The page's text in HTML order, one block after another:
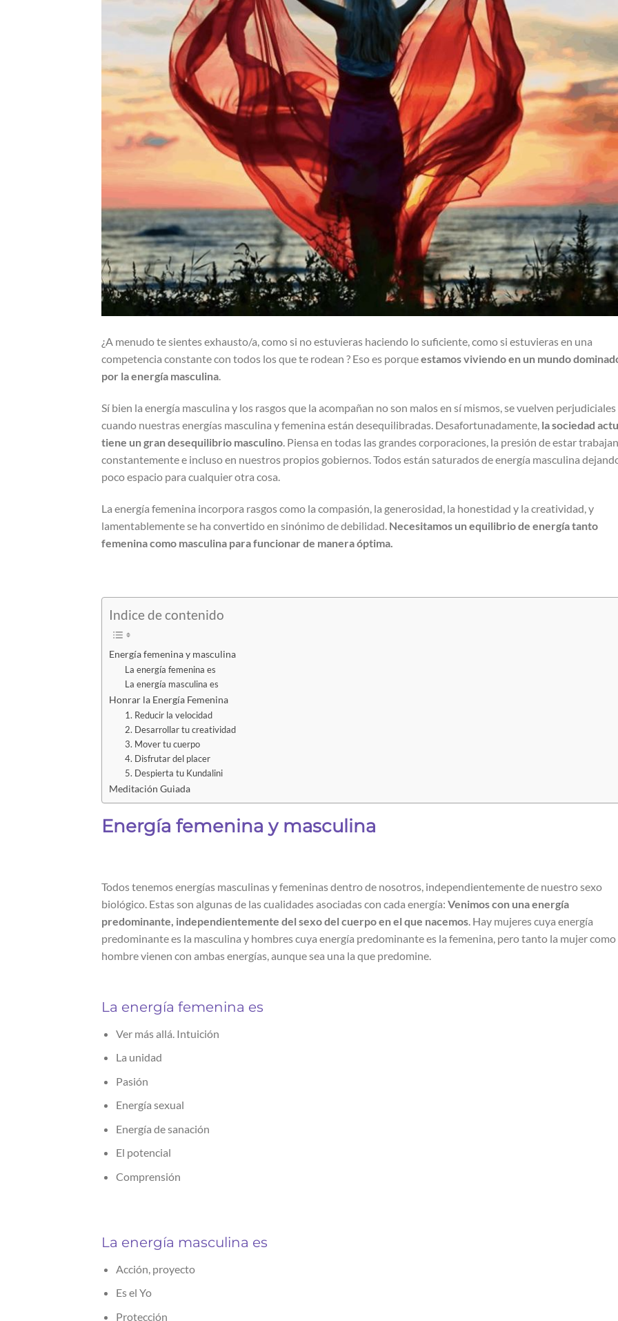
¿A menudo te sientes exhausto/a, como si no estuvieras haciendo lo suficiente, como si estuvieras en una
competencia constante con todos los que te rodean ? Eso es porqueestamos viviendo en un mundo
por la energía masculina.
Sí bien la energía masculina y los rasgos que la acompañan no son malos en sí mismos, se vuelven perjudiciales
cuando nuestras energías masculina y femenina están desequilibradas. Desafortunadamente, la sociedad
tiene un gran desequilibrio masculino . Piensa en todas las grandes corporaciones, la presión de estar
constantemente e incluso en nuestros propios gobiernos. Todos están saturados de energía masculina
poco espacio para cualquier otra cosa.
La energía femenina incorpora rasgos como la compasión, la generosidad, la honestidad y la creatividad, y
lamentablemente se ha convertido en sinónimo de debilidad. Necesitamos un equilibrio de energía tanto
femenina como masculina para funcionar de manera óptima.
Indice de contenido
Energía femenina y masculina
La energía femenina es
La energía masculina es
Honrar la Energía Femenina
1. Reducir la velocidad
2. Desarrollar tu creatividad
3. Mover tu cuerpo
4. Disfrutar del placer
5. Despierta tu Kundalini
Meditación Guiada
Energía femenina y masculina
Todos tenemos energías masculinas y femeninas dentro de nosotros, independientemente de nuestro sexo
biológico. Estas son algunas de las cualidades asociadas con cada energía: Venimos con una energía
predominante, independientemente del sexo del cuerpo en el que nacemos . Hay mujeres cuya energía
predominante es la masculina y hombres cuya energía predominante es la femenina, pero tanto la mujer como
hombre vienen con ambas energías, aunque sea una la que predomine.
La energía femenina es
Ver más allá. Intuición
La unidad
Pasión
Energía sexual
Energía de sanación
El potencial
Comprensión
La energía masculina es
Acción, proyecto
Es el Yo
Protección